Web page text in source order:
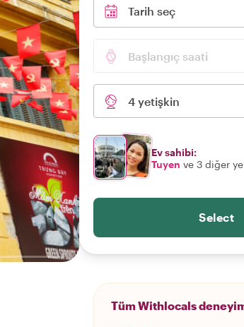
Tarih seç
Başlangıç saati
4 yetişkin
Ev sahibi:
Tuyen ve 3 diğer
Select
Tüm Withlocals